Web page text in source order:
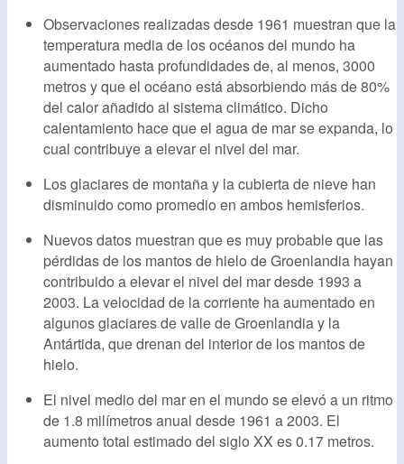
Observaciones realizadas desde 1961 muestran que la
temperatura media de los océanos del mundo ha
aumentado hasta profundidades de, al menos, 3000
metros y que el océano está absorbiendo más de 80%
del calor añadido al sistema climático. Dicho
calentamiento hace que el agua de mar se expanda, lo
cual contribuye a elevar el nivel del mar.
Los glaciares de montaña y la cubierta de nieve han
disminuido como promedio en ambos hemisferios.
Nuevos datos muestran que es muy probable que las
pérdidas de los mantos de hielo de Groenlandia hayan
contribuido a elevar el nivel del mar desde 1993 a
2003. La velocidad de la corriente ha aumentado en
algunos glaciares de valle de Groenlandia y la
Antártida, que drenan del interior de los mantos de
hielo.
El nivel medio del mar en el mundo se elevó a un ritmo
de 1.8 milímetros anual desde 1961 a 2003. El
aumento total estimado del siglo XX es 0.17 metros.